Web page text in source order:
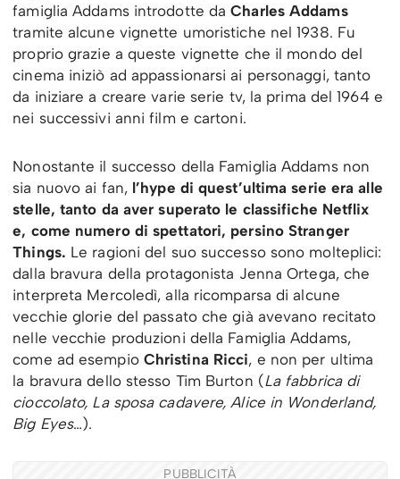
famiglia Addams introdotte daCharles Addams
tramite alcune vignette umoristiche nel 1938. Fu
proprio grazie a queste vignette che il mondo del
cinema iniziò ad appassionarsi ai personaggi, tanto
da iniziare a creare varie serie tv, la prima del 1964 e
nei successivi anni film e cartoni.
Nonostante il successo della Famiglia Addams non
sia nuovo ai fan, l’hype di quest’ultima serie era alle
stelle, tanto da aver superato le classifiche Netflix
e, come numero di spettatori, persino Stranger
Things. Le ragioni del suo successo sono molteplici:
dalla bravura della protagonista Jenna Ortega, che
interpreta Mercoledì, alla ricomparsa di alcune
vecchie glorie del passato che già avevano recitato
nelle vecchie produzioni della Famiglia Addams,
come ad esempio Christina Ricci, e non per ultima
la bravura dello stesso Tim Burton (La fabbrica di
cioccolato, La sposa cadavere, Alice in Wonderland,
Big Eyes…).
PUBBLICITÀ